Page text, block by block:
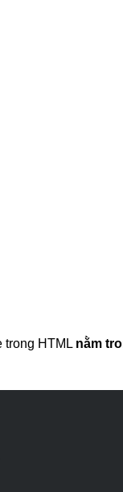
trong HTML nằm